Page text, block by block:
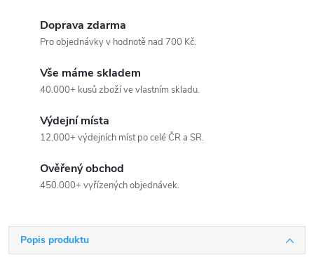
Doprava zdarma
Pro objednávky v hodnotě nad 700 Kč.
Vše máme skladem
40.000+ kusů zboží ve vlastním skladu.
Výdejní místa
12.000+ výdejních míst po celé ČR a SR.
Ověřený obchod
450.000+ vyřízených objednávek.
Popis produktu